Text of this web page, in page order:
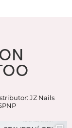
JZ Nails